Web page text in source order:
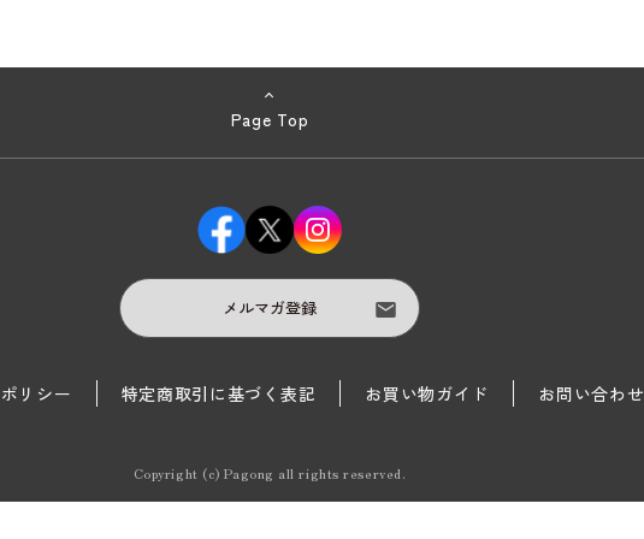
Page Top
メルマガ登録
リシー 特定商取引に基づく表記 お買い物ガイド お問い合わせ
Copyright (c) Pagong all rights reserved.